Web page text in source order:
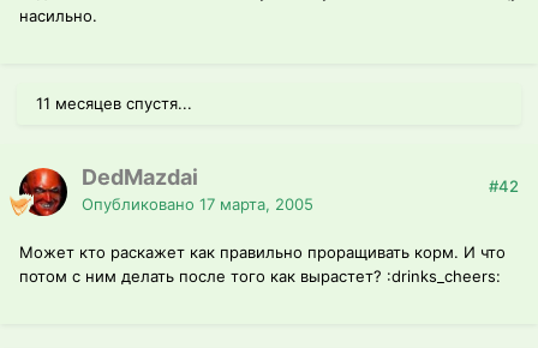
насильно.
11 месяцев спустя...
DedMazdai
Опубликовано 17 марта, 2005
#42
Может кто раскажет как правильно проращивать корм. И что
потом с ним делать после того как вырастет? :drinks_cheers: